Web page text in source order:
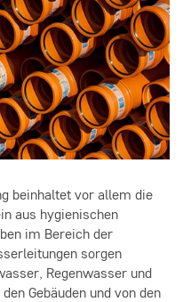
beinhaltet vor allem die
aus hygienischen
im Bereich der
sorgen
Regenwasser und
Gebäuden und von den